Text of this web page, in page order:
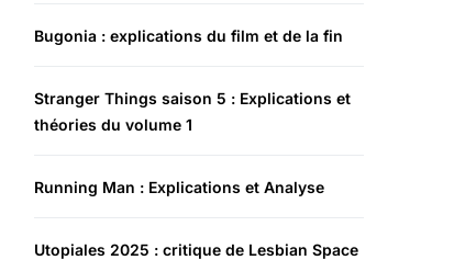
Bugonia : explications du film et de la fin
Stranger Things saison 5 : Explications et
théories du volume 1
Running Man : Explications et Analyse
Utopiales 2025 : critique de Lesbian Space